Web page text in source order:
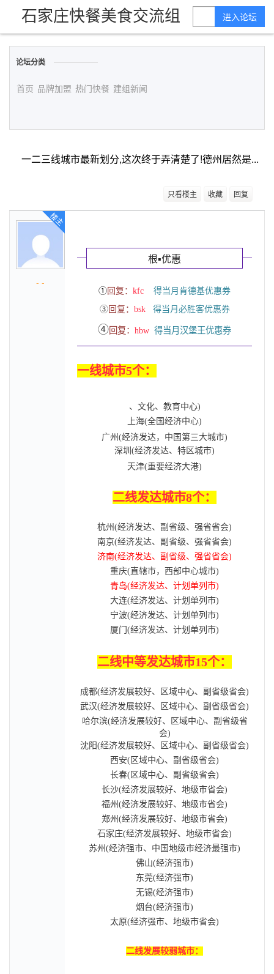
石家庄快餐美食交流组 进入论坛
论坛分类
首页 品牌加盟 热门快餐 建组新闻
一二三线城市最新划分,这次终于弄清楚了!德州居然是...
只看楼主 收藏 回复
- -
楼主
根▪优惠
① 回复： kfc 得当月肯德基优惠券
③回复： bsk 得当月必胜客优惠券
➃ 回复： hbw 得当月汉堡王优惠券
一线城市5个：
、文化、教育中心)
上海(全国经济中心)
广州(经济发达，中国第三大城市)
深圳(经济发达、特区城市)
天津(重要经济大港)
二线发达城市8个：
杭州(经济发达、副省级、强省省会)
南京(经济发达、副省级、强省省会)
济南(经济发达、副省级、强省省会)
重庆(直辖市，西部中心城市)
青岛(经济发达、计划单列市)
大连(经济发达、计划单列市)
宁波(经济发达、计划单列市)
厦门(经济发达、计划单列市)
二线中等发达城市15个：
成都(经济发展较好、区域中心、副省级省会)
武汉(经济发展较好、区域中心、副省级省会)
哈尔滨(经济发展较好、区域中心、副省级省
会)
沈阳(经济发展较好、区域中心、副省级省会)
西安(区域中心、副省级省会)
长春(区域中心、副省级省会)
长沙(经济发展较好、地级市省会)
福州(经济发展较好、地级市省会)
郑州(经济发展较好、地级市省会)
石家庄(经济发展较好、地级市省会)
苏州(经济强市、中国地级市经济最强市)
佛山(经济强市)
东莞(经济强市)
无锡(经济强市)
烟台(经济强市)
太原(经济强市、地级市省会)
二线发展较弱城市：